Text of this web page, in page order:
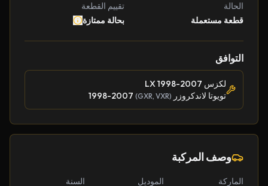
الحالة
قطعة مستعملة
تقييم القطعة
بحالة ممتازة
التوافق
لكزس LX 1998-2007
تويوتا لاندكروزر (GXR, VXR)
وصف المركبة
الماركة الموديل السنة